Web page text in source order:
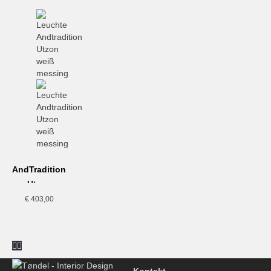
AndTradition,
Utzon
Leuchte,
€403,00